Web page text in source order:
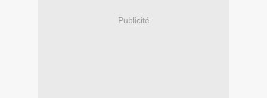
Publicité